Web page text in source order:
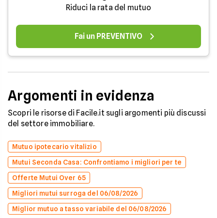
Riduci la rata del mutuo
Fai un PREVENTIVO
Argomenti in evidenza
Scopri le risorse di Facile.it sugli argomenti più discussi
del settore immobiliare.
Mutuo ipotecario vitalizio
Mutui Seconda Casa: Confrontiamo i migliori per te
Offerte Mutui Over 65
Migliori mutui surroga del 06/08/2026
Miglior mutuo a tasso variabile del 06/08/2026